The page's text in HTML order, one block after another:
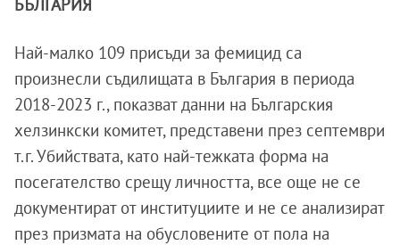
БЪЛГАРИЯ
Най-малко 109 присъди за фемицид са
произнесли съдилищата в България в периода
2018-2023 г., показват данни на Българския
хелзинкски комитет, представени през септември
т.г. Убийствата, като най-тежката форма на
посегателство срещу личността, все още не се
документират от институциите и не се анализират
през призмата на обусловените от пола на